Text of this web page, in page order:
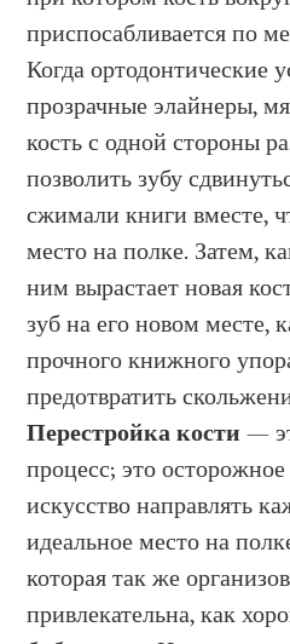
приспосабливается по
Когда ортодонтические
прозрачные элайнеры,
кость с одной стороны
позволить зубу
сжимали книги вместе,
место на полке. Затем,
ним вырастает новая
зуб на его новом месте,
прочного книжного
предотвратить
Перестройка кости —
процесс; это
искусство направлять
идеальное место на
которая так же
привлекательна, как